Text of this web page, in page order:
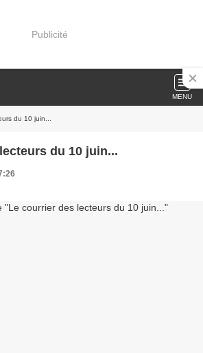
Publicité
MENU
du 10 juin...
du 10 juin...